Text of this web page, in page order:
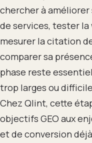
chercher à améliorer
de services, tester la
mesurer la citation
comparer sa
phase reste
trop larges ou
Chez Qlint, cette
objectifs GEO aux
et de conversion